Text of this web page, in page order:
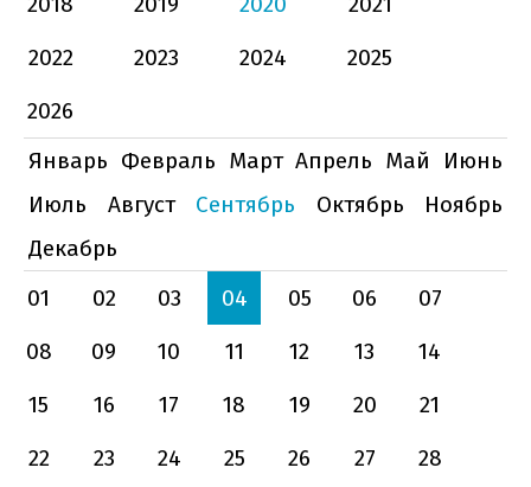
2022
2023 2024
2025
2026
Январь Февраль Март Апрель Май
Июнь
Июль
Август Сентябрь Октябрь
Ноябрь
Декабрь
01
02 03 04 05 06
07
08
09 10 11 12 13
14
15
16 17 18 19 20
21
22
23 24 25 26 27
28